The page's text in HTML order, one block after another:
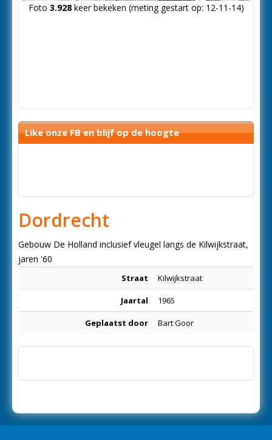
Foto 3.928keer bekeken (meting gestart op: 12-11-14)
Like onze FB en blijf op de hoogte
Dordrecht
Gebouw De Holland inclusief vleugel langs de Kilwijkstraat,
jaren '60
Straat Kilwijkstraat
Jaartal 1965
Geplaatst door Bart Goor